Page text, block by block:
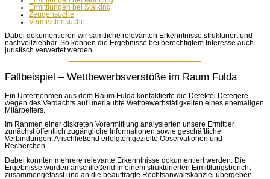
Ermittlungen bei Stalking
Zeugensuche
Vermisstensuche
Dabei dokumentieren wir sämtliche relevanten Erkenntnisse strukturiert und
nachvollziehbar. So können die Ergebnisse bei berechtigtem Interesse auch
juristisch verwertet werden.
Fallbeispiel – Wettbewerbsverstöße im Raum Fulda
Ein Unternehmen aus dem Raum Fulda kontaktierte die Detektei Detegere
wegen des Verdachts auf unerlaubte Wettbewerbstätigkeiten eines ehemaligen
Mitarbeiters.
Im Rahmen einer diskreten Vorermittlung analysierten unsere Ermittler
zunächst öffentlich zugängliche Informationen sowie geschäftliche
Verbindungen. Anschließend erfolgten gezielte Observationen und
Recherchen.
Dabei konnten mehrere relevante Erkenntnisse dokumentiert werden. Die
Ergebnisse wurden anschließend in einem strukturierten Ermittlungsbericht
zusammengefasst und an die beauftragte Rechtsanwaltskanzlei übergeben.